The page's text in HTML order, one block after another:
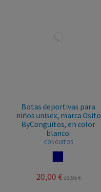
Botas deportivas para
niños unisex, marca Osito
ByConguitos, en color
blanco.
CONGUITOS
20,00 € 33,95 €